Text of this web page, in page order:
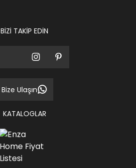
BİZİ TAKİP EDİN
Bize Ulaşın
KATALOGLAR